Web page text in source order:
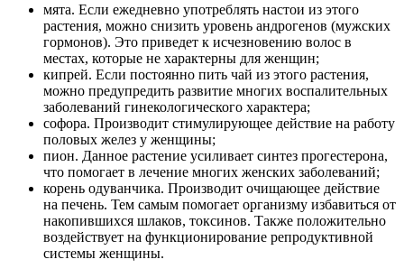
мята. Если ежедневно употреблять настои из этого
растения, можно снизить уровень андрогенов (мужских
гормонов). Это приведет к исчезновению волос в
местах, которые не характерны для женщин;
кипрей. Если постоянно пить чай из этого растения,
можно предупредить развитие многих воспалительных
заболеваний гинекологического характера;
софора. Производит стимулирующее действие на работу
половых желез у женщины;
пион. Данное растение усиливает синтез прогестерона,
что помогает в лечение многих женских заболеваний;
корень одуванчика. Производит очищающее действие
на печень. Тем самым помогает организму избавиться от
накопившихся шлаков, токсинов. Также положительно
воздействует на функционирование репродуктивной
системы женщины.